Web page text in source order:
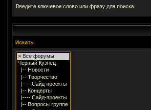
Введите ключевое слово или фразу для поиска.
Искать